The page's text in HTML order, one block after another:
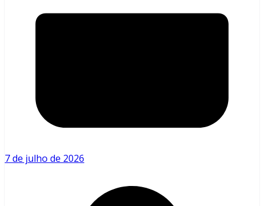
7 de julho de 2026